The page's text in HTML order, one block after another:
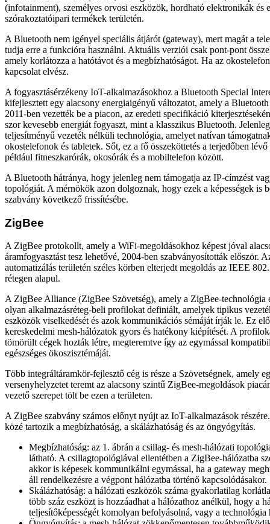
(infotainment), személyes orvosi eszközök, hordható elektronikák és
szórakoztatóipari termékek területén.
A Bluetooth nem igényel speciális átjárót (gateway), mert magát a
tudja erre a funkcióra használni. Aktuális verziói csak pont-pont
amely korlátozza a hatótávot és a megbízhatóságot. Ha az
kapcsolat elvész.
A fogyasztásérzékeny IoT-alkalmazásokhoz a Bluetooth Special
kifejlesztett egy alacsony energiaigényű változatot, amely a
2011-ben vezették be a piacon, az eredeti specifikáció
szor kevesebb energiát fogyaszt, mint a klasszikus Bluetooth.
teljesítményű vezeték nélküli technológia, amelyet natívan
okostelefonok és tabletek. Sőt, ez a fő összeköttetés a terjedőben
például fitneszkarórák, okosórák és a mobiltelefon között.
A Bluetooth hátránya, hogy jelenleg nem támogatja az IP-címzést
topológiát. A mérnökök azon dolgoznak, hogy ezek a képességek is
szabvány következő frissítésébe.
ZigBee
A ZigBee protokollt, amely a WiFi-megoldásokhoz képest jóval
áramfogyasztást tesz lehetővé, 2004-ben szabványosították először.
automatizálás területén széles körben elterjedt megoldás az IEEE
rétegen alapul.
A ZigBee Alliance (ZigBee Szövetség), amely a ZigBee-
olyan alkalmazásréteg-beli profilokat definiált, amelyek tipikus
eszközök viselkedését és azok kommunikációs sémáját írják le. Ez
kereskedelmi mesh-hálózatok gyors és hatékony kiépítését. A
tömörült cégek hozták létre, megteremtve így az egymással
egészséges ökoszisztémáját.
Több integráltáramkör-fejlesztő cég is része a Szövetségnek, amely
versenyhelyzetet teremt az alacsony szintű ZigBee-megoldások
vezető szerepet tölt be ezen a területen.
A ZigBee szabvány számos előnyt nyújt az IoT-alkalmazások
közé tartozik a megbízhatóság, a skálázhatóság és az öngyógyítás.
Megbízhatóság: az 1. ábrán a csillag- és mesh-hálózati
látható. A csillagtopológiával ellentétben a ZigBee-hálózatba
akkor is képesek kommunikálni egymással, ha a gateway
áll rendelkezésre a végpont hálózatba történő kapcsolódásakor.
Skálázhatóság: a hálózati eszközök száma gyakorlatilag
több száz eszközt is hozzáadhat a hálózathoz anélkül, hogy a
teljesítőképességét komolyan befolyásolná, vagy a technológia